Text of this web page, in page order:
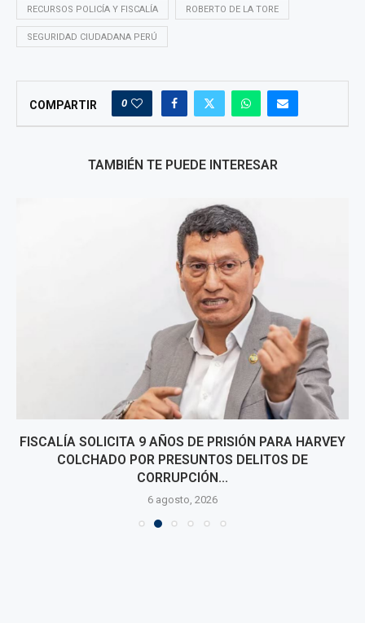
RECURSOS POLICÍA Y FISCALÍA ROBERTO DE LA TORE
SEGURIDAD CIUDADANA PERÚ
COMPARTIR 0
TAMBIÉN TE PUEDE INTERESAR
FISCALÍA SOLICITA 9 AÑOS DE PRISIÓN PARA HARVEY
COLCHADO POR PRESUNTOS DELITOS DE
CORRUPCIÓN...
6 agosto, 2026